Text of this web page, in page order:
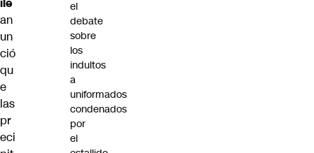
an
un
ció
qu
e
las
pr
eci
el
debate
sobre
los
indultos
a
uniformados
condenados
por
el